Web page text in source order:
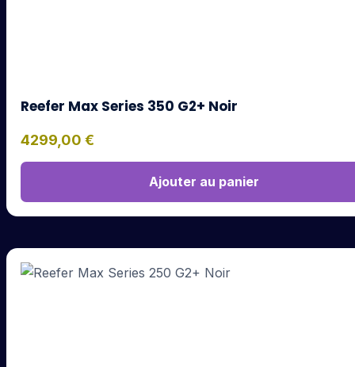
Reefer Max Series 350 G2+ Noir
4299,00 €
Ajouter au panier